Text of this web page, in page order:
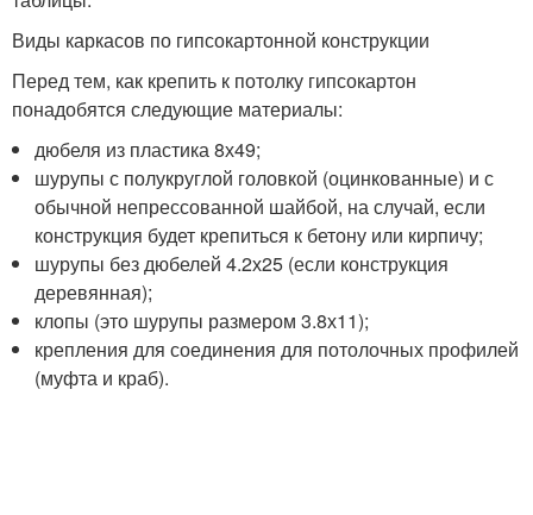
Виды каркасов по гипсокартонной конструкции
Перед тем, как крепить к потолку гипсокартон
понадобятся следующие материалы:
дюбеля из пластика 8х49;
шурупы с полукруглой головкой (оцинкованные) и с
обычной непрессованной шайбой, на случай, если
конструкция будет крепиться к бетону или кирпичу;
шурупы без дюбелей 4.2х25 (если конструкция
деревянная);
клопы (это шурупы размером 3.8х11);
крепления для соединения для потолочных профилей
(муфта и краб).